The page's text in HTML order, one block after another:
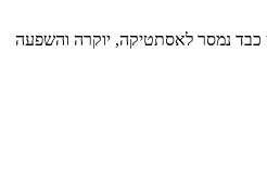
כבד נמסר לאסתטיקה, יוקרה והשפעה